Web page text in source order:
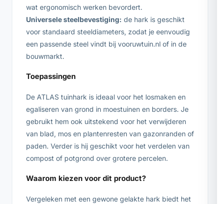
wat ergonomisch werken bevordert.
Universele steelbevestiging: de hark is geschikt
voor standaard steeldiameters, zodat je eenvoudig
een passende steel vindt bij vooruwtuin.nl of in de
bouwmarkt.
Toepassingen
De ATLAS tuinhark is ideaal voor het losmaken en
egaliseren van grond in moestuinen en borders. Je
gebruikt hem ook uitstekend voor het verwijderen
van blad, mos en plantenresten van gazonranden of
paden. Verder is hij geschikt voor het verdelen van
compost of potgrond over grotere percelen.
Waarom kiezen voor dit product?
Vergeleken met een gewone gelakte hark biedt het